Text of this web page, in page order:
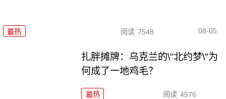
最热 阅读 7548 08-05
扎胖摊牌：乌克兰的\"北约梦\"为
何成了一地鸡毛？
最热 阅读 4576